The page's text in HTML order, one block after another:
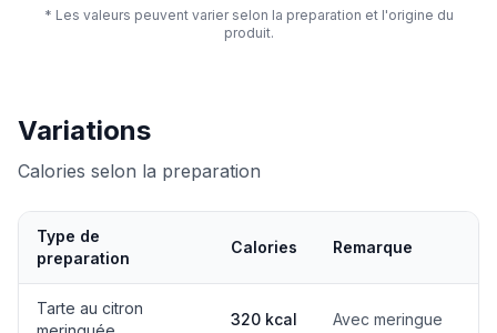
* Les valeurs peuvent varier selon la preparation et l'origine du
produit.
Variations
Calories selon la preparation
Type de
preparation
Calories Remarque
Tarte au citron
320 kcal Avec meringue